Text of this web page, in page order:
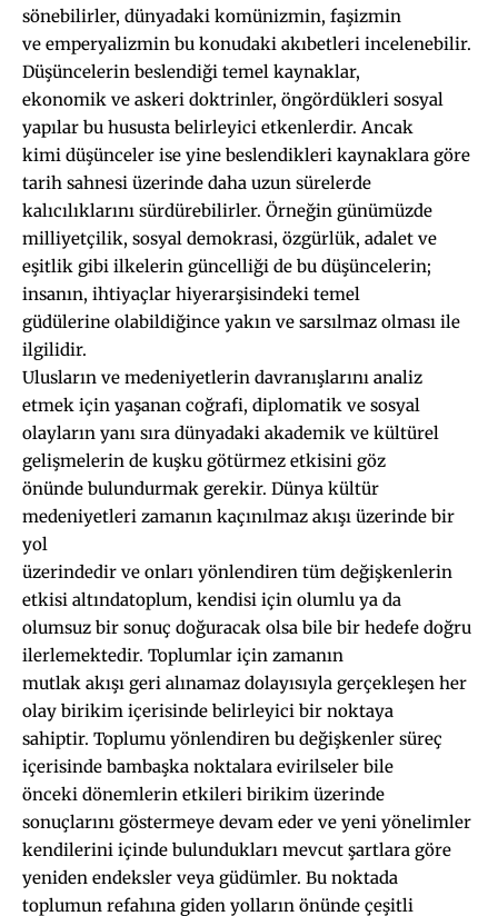
sönebilirler, dünyadaki komünizmin, faşizmin
ve emperyalizmin bu konudaki akıbetleri incelenebilir.
Düşüncelerin beslendiği temel kaynaklar,
ekonomik ve askeri doktrinler, öngördükleri sosyal
yapılar bu hususta belirleyici etkenlerdir. Ancak
kimi düşünceler ise yine beslendikleri kaynaklara göre
tarih sahnesi üzerinde daha uzun sürelerde
kalıcılıklarını sürdürebilirler. Örneğin günümüzde
milliyetçilik, sosyal demokrasi, özgürlük, adalet ve
eşitlik gibi ilkelerin güncelliği de bu düşüncelerin;
insanın, ihtiyaçlar hiyerarşisindeki temel
güdülerine olabildiğince yakın ve sarsılmaz olması ile
ilgilidir.
Ulusların ve medeniyetlerin davranışlarını analiz
etmek için yaşanan coğrafi, diplomatik ve sosyal
olayların yanı sıra dünyadaki akademik ve kültürel
gelişmelerin de kuşku götürmez etkisini göz
önünde bulundurmak gerekir. Dünya kültür
medeniyetleri zamanın kaçınılmaz akışı üzerinde bir
yol
üzerindedir ve onları yönlendiren tüm değişkenlerin
etkisi altındatoplum, kendisi için olumlu ya da
olumsuz bir sonuç doğuracak olsa bile bir hedefe doğru
ilerlemektedir. Toplumlar için zamanın
mutlak akışı geri alınamaz dolayısıyla gerçekleşen her
olay birikim içerisinde belirleyici bir noktaya
sahiptir. Toplumu yönlendiren bu değişkenler süreç
içerisinde bambaşka noktalara evirilseler bile
önceki dönemlerin etkileri birikim üzerinde
sonuçlarını göstermeye devam eder ve yeni yönelimler
kendilerini içinde bulundukları mevcut şartlara göre
yeniden endeksler veya güdümler. Bu noktada
toplumun refahına giden yolların önünde çeşitli